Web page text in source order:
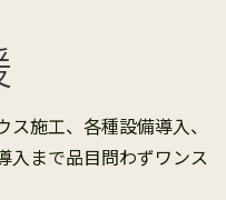
施工、各種設備導入、
入まで品目問わずワンス